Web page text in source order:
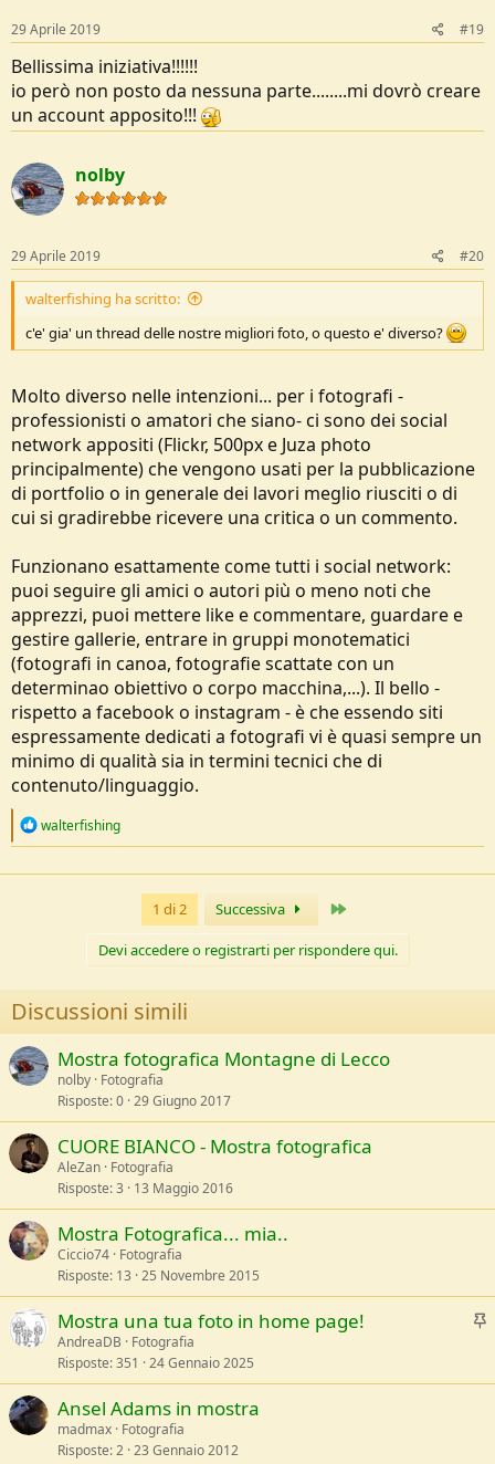
29 Aprile 2019 #19
Bellissima iniziativa!!!!!!
io però non posto da nessuna parte........mi dovrò creare
un account apposito!!!
nolby
29 Aprile 2019 #20
walterfishing ha scritto:
c'e' gia' un thread delle nostre migliori foto, o questo e' diverso?
Molto diverso nelle intenzioni... per i fotografi -
professionisti o amatori che siano- ci sono dei social
network appositi (Flickr, 500px e Juza photo
principalmente) che vengono usati per la pubblicazione
di portfolio o in generale dei lavori meglio riusciti o di
cui si gradirebbe ricevere una critica o un commento.
Funzionano esattamente come tutti i social network:
puoi seguire gli amici o autori più o meno noti che
apprezzi, puoi mettere like e commentare, guardare e
gestire gallerie, entrare in gruppi monotematici
(fotografi in canoa, fotografie scattate con un
determinao obiettivo o corpo macchina,...). Il bello -
rispetto a facebook o instagram - è che essendo siti
espressamente dedicati a fotografi vi è quasi sempre un
minimo di qualità sia in termini tecnici che di
contenuto/linguaggio.
R
c
walterfishing
1 di 2 Successiva
Devi accedere o registrarti per rispondere qui.
Discussioni simili
Mostra fotografica Montagne di Lecco
nolby Fotografia
Risposte 0 29 Giugno 2017
CUORE BIANCO - Mostra fotografica
AleZan Fotografia
Risposte 3 13 Maggio 2016
Mostra Fotografica... mia..
Ciccio74 Fotografia
Risposte 13 25 Novembre 2015
I
v
Mostra una tua foto in home page!
AndreaDB
Fotografia
Risposte 351 24 Gennaio 2025
Ansel Adams in mostra
madmax Fotografia
Risposte 2 23 Gennaio 2012